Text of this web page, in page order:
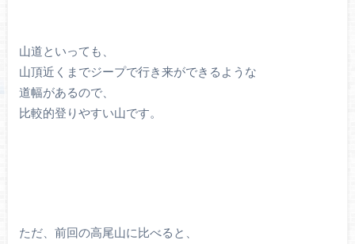
山道といっても、
山頂近くまでジープで行き来ができるような
道幅があるので、
比較的登りやすい山です。
ただ、前回の高尾山に比べると、